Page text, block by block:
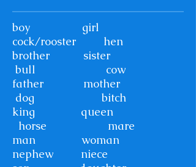
boy girl
cock/rooster hen
brother sister
bull cow
father mother
dog bitch
king queen
horse mare
man woman
nephew niece